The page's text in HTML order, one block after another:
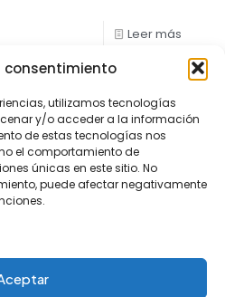
consentimiento
utilizamos tecnologías
y/o acceder a la información
de estas tecnologías nos
el comportamiento de
únicas en este sitio. No
puede afectar negativamente
Leer más
| Todos los derechos
porAragón Marketing
cookies (UE)